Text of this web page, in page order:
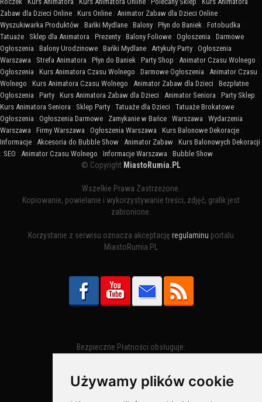
Używamy plików cookie
Zabaw dla Dzieci Online : Kurs Online : Animator Zabaw dla Dzieci Online :
Wyszukiwarka Produktów : Bańki Mydlane : Balony : Płyn do Baniek : Fotobudka :
Tatuaże : Sklep dla Animatora : Prezenty : Balony Foliowe : Ogłoszenia : Darmowe
Ogłoszenia : Balony Urodzinowe : Bańki Mydlane : Artykuły Party : Ogłoszenia
Warszawa : Strefa Animatora : Płyn do Baniek : Party Shop : Animator Czasu Wolnego :
Ogłoszenia : Kurs Animatora Czasu Wolnego : Darmowe Ogłoszenia : Animator Czasu
Wolnego : Kurs Animatora Czasu Wolnego : Animator Zabaw dla Dzieci : Bezpłatne
Ogłoszenia : Party : Kurs Animatora Zabaw dla Dzieci : Animator Seniora : Party Sklep :
Kurs Animatora Seniora : Sklep Party : Tatuaże dla Dzieci : Tatuaże Brokatowe :
Ogłoszenia : Ogłoszenia Darmowe : Zamykanie w Bańce : Warszawa : Wydarzenia
Warszawa : Firmy Warszawa : Ogłoszenia Warszawa : Kurs Balonowe Dekoracje :
Informacje : Akcesoria do Bubble Show : Animator Zabaw : Kurs Balonowych Dekoracji
: SEO : Animator Czasu Wolnego : Informacje Warszawa : Bubble Show
© Copyright MiastoRumia.PL
Wszelkie Prawa Zastrzeżone.
Kopiowanie, powielanie i wykorzystywanie treści, zdjęć, grafik jest
zabronione.
Korzystanie z serwisu oznacza akceptację regulaminu portalu
MiastoRumia.PL
Bezpieczne Płatności obsługuje: